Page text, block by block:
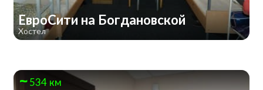
ЕвроСити на Богдановской
Хостел
534 км